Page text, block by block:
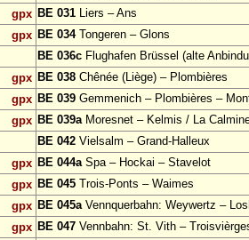
gpx BE 031 Liers – Ans
gpx BE 034Tongeren – Glons
BE 036c Flughafen Brüssel (alte
gpx BE 038 Chênée (Liège) – Plombières
gpx BE 039 Gemmenich – Plombières –
gpx BE 039aMoresnet – Kelmis / La
BE 042 Vielsalm – Grand-Halleux
gpx BE 044aSpa – Hockai – Stavelot
gpx BE 045 Trois-Ponts – Waimes
gpx BE 045aVennquerbahn: Weywertz –
gpx BE 047 Vennbahn: St. Vith –